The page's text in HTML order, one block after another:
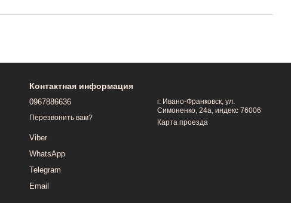
Контактная информация
0967886636
Перезвонить вам?
Viber
WhatsApp
Telegram
Email
г. Ивано-Франковск, ул.
Симоненко, 24а, индекс 76006
Карта проезда